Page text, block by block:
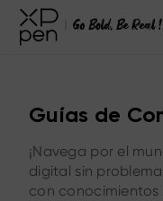
Guías de
¡Navega por el
digital sin
con